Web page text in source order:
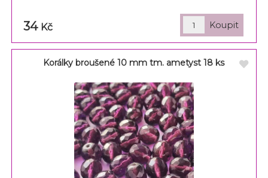
34 Kč
Korálky broušené 10 mm tm. ametyst 18 ks